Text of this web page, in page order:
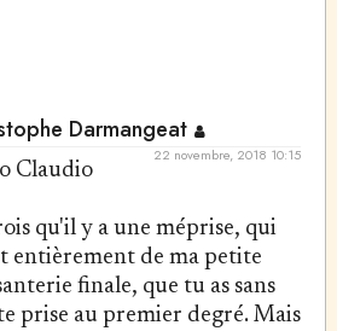
Darmangeat
22 novembre, 2018 10:15
Claudio
qu'il y a une méprise, qui
entièrement de ma petite
finale, que tu as sans
prise au premier degré. Mais